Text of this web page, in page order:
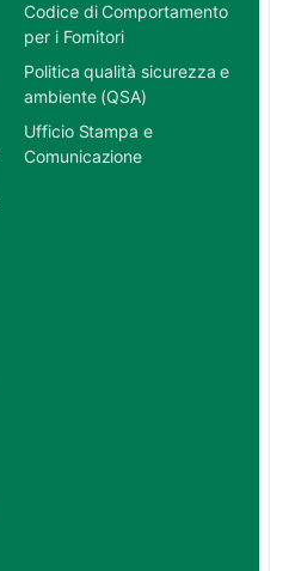
Codice di Comportamento
per i Fornitori
Politica qualità sicurezza e
ambiente (QSA)
Ufficio Stampa e
Comunicazione